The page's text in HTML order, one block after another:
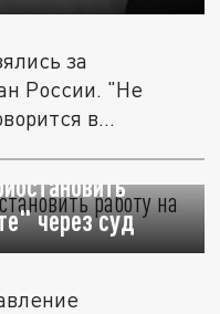
за
России. "Не
в...
через суд